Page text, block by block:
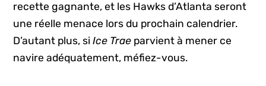
recette gagnante, et les Hawks d’Atlanta seront
une réelle menace lors du prochain calendrier.
D’autant plus, siIce Trae parvient à mener ce
navire adéquatement, méfiez-vous.